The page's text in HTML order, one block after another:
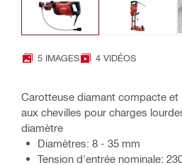
5 IMAGES 4 VIDÉOS
Carotteuse diamant compacte et
aux chevilles pour charges
diamètre
Diamètres: 8 - 35 mm
Tension d'entrée nominale: